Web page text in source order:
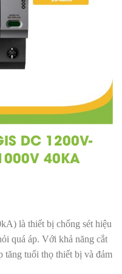
DC 1200V-
40KA
là thiết bị chống sét hiệu
quá áp. Với khả năng cắt
tăng tuổi thọ thiết bị và đảm